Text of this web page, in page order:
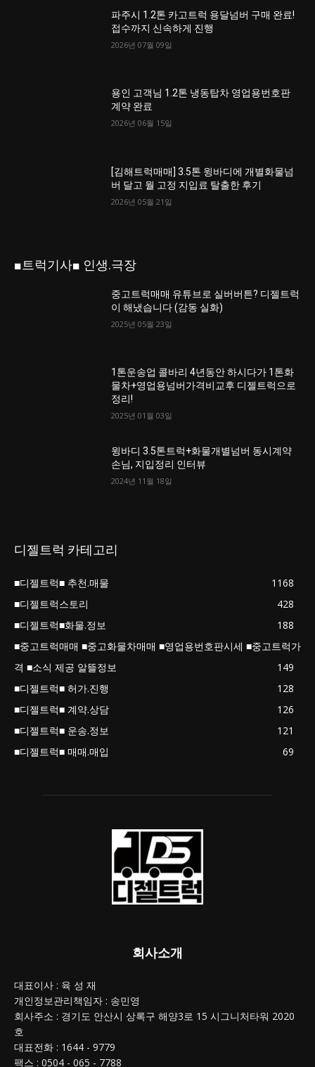
파주시 1.2톤 카고트럭 용달넘버 구매 완료!
접수까지 신속하게 진행
2026년 07월 09일
용인 고객님 1.2톤 냉동탑차 영업용번호판
계약 완료
2026년 06월 15일
[김해트럭매매] 3.5톤 윙바디에 개별화물넘
버 달고 월 고정 지입료 탈출한 후기
2026년 05월 21일
■트럭기사■ 인생.극장
중고트럭매매 유튜브로 실버버튼? 디젤트럭
이 해냈습니다 (감동 실화)
2025년 05월 23일
1톤운송업 콜바리 4년동안 하시다가 1톤화
물차+영업용넘버가격비교후 디젤트럭으로
정리!
2025년 01월 03일
윙바디 3.5톤트럭+화물개별넘버 동시계약
손님, 지입정리 인터뷰
2024년 11월 18일
디젤트럭 카테고리
■디젤트럭■ 추천.매물
1168
■디젤트럭스토리
428
■디젤트럭■화물.정보
188
■중고트럭매매 ■중고화물차매매 ■영업용번호판시세 ■중고트럭가
격 ■소식 제공 알뜰정보
149
■디젤트럭■ 허가.진행
128
■디젤트럭■ 계약.상담
126
■디젤트럭■ 운송.정보
121
■디젤트럭■ 매매.매입
69
회사소개
대표이사 : 육 성 재
개인정보관리책임자 : 송민영
회사주소 : 경기도 안산시 상록구 해양3로 15 시그니처타워 2020
호
대표전화 : 1644 - 9779
팩스 : 0504 - 065 - 7788